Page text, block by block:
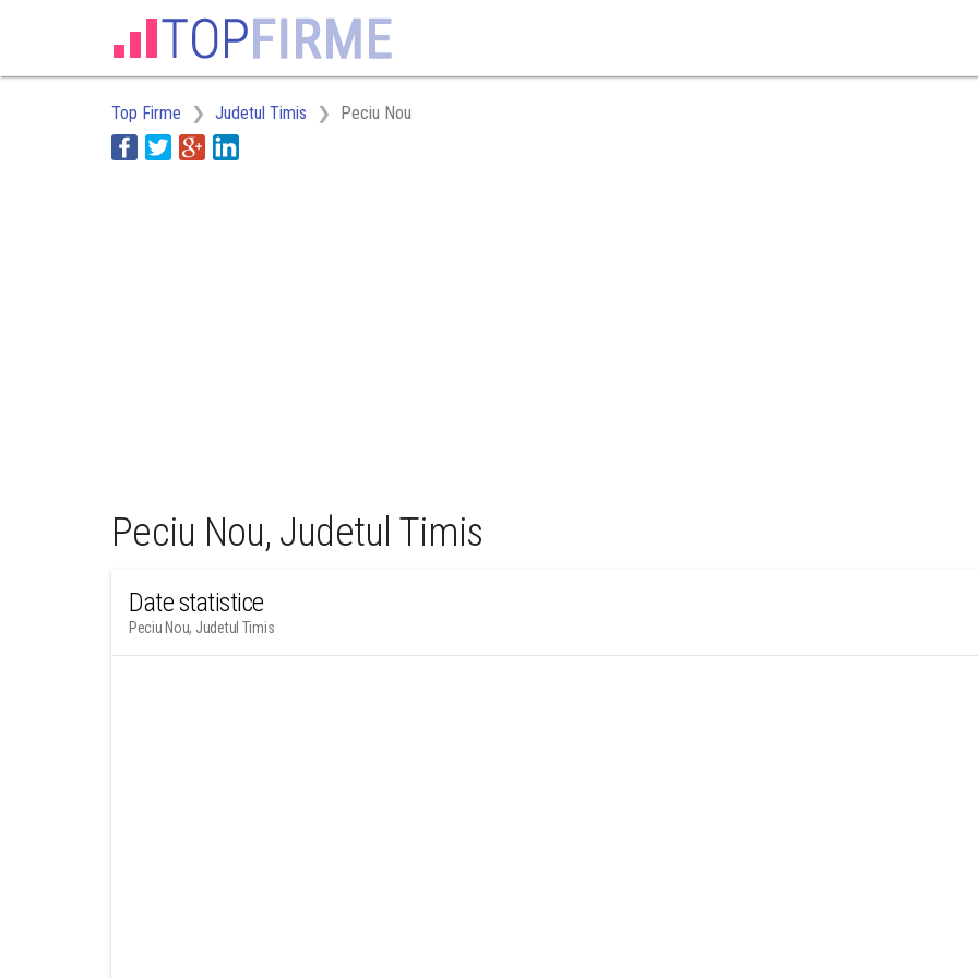
Top Firme Judetul Timis Peciu Nou
Peciu Nou, Judetul Timis
Date statistice
Peciu Nou, Judetul Timis